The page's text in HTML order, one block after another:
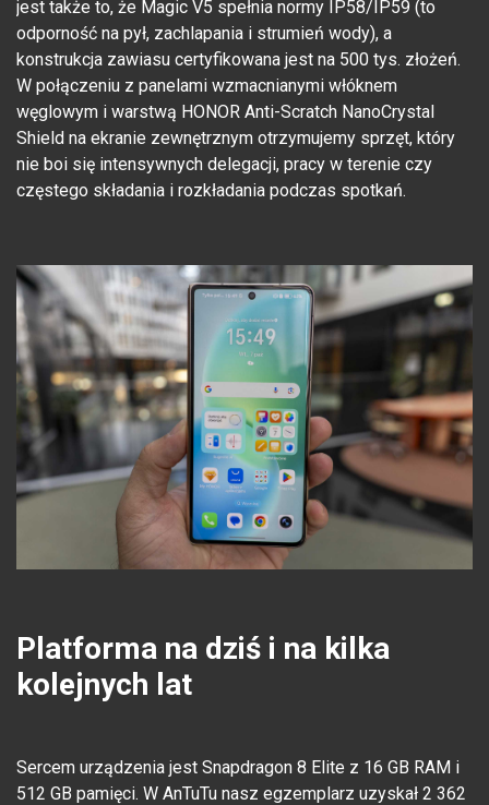
jest także to, że Magic V5 spełnia normy IP58/IP59 (to
odporność na pył, zachlapania i strumień wody), a
konstrukcja zawiasu certyfikowana jest na 500 tys. złożeń.
W połączeniu z panelami wzmacnianymi włóknem
węglowym i warstwą HONOR Anti-Scratch NanoCrystal
Shield na ekranie zewnętrznym otrzymujemy sprzęt, który
nie boi się intensywnych delegacji, pracy w terenie czy
częstego składania i rozkładania podczas spotkań.
Platforma na dziś i na kilka
kolejnych lat
Sercem urządzenia jest Snapdragon 8 Elite z 16 GB RAM i
512 GB pamięci. W AnTuTu nasz egzemplarz uzyskał 2 362